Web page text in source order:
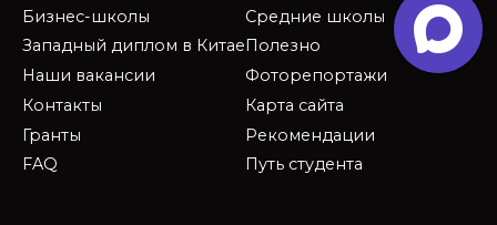
Бизнес-школы
Западный диплом в Китае
Наши вакансии
Контакты
Гранты
FAQ
Средние школы
Полезно
Фоторепортажи
Карта сайта
Рекомендации
Путь студента